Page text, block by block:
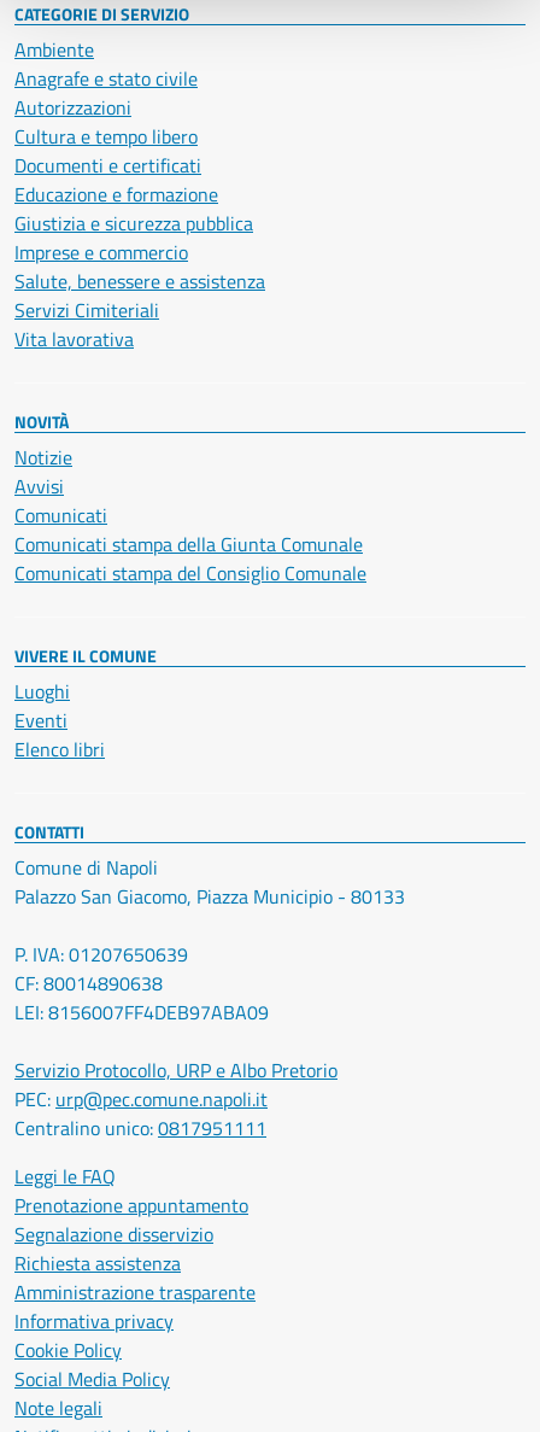
CATEGORIE DI SERVIZIO
Ambiente
Anagrafe e stato civile
Autorizzazioni
Cultura e tempo libero
Documenti e certificati
Educazione e formazione
Giustizia e sicurezza pubblica
Imprese e commercio
Salute, benessere e assistenza
Servizi Cimiteriali
Vita lavorativa
NOVITÀ
Notizie
Avvisi
Comunicati
Comunicati stampa della Giunta Comunale
Comunicati stampa del Consiglio Comunale
VIVERE IL COMUNE
Luoghi
Eventi
Elenco libri
CONTATTI
Comune di Napoli
Palazzo San Giacomo, Piazza Municipio - 80133
P. IVA: 01207650639
CF: 80014890638
LEI: 8156007FF4DEB97ABA09
Servizio Protocollo, URP e Albo Pretorio
PEC: urp@pec.comune.napoli.it
Centralino unico:0817951111
Leggi le FAQ
Prenotazione appuntamento
Segnalazione disservizio
Richiesta assistenza
Amministrazione trasparente
Informativa privacy
Cookie Policy
Social Media Policy
Note legali